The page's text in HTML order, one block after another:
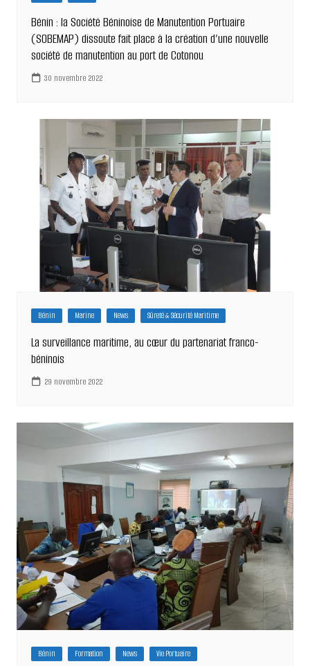
Bénin : la Société Béninoise de Manutention Portuaire
(SOBEMAP) dissoute fait place à la création d’une nouvelle
société de manutention au port de Cotonou
30 novembre 2022
Bénin Marine News Sûreté & Sécurité Maritime
La surveillance maritime, au cœur du partenariat franco-
béninois
29 novembre 2022
Bénin Formation News Vie Portuaire